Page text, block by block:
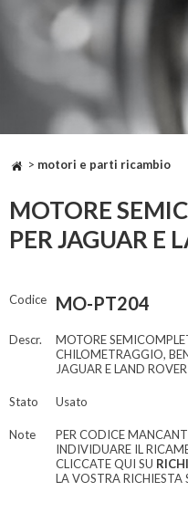
> motori e parti ricambio
MOTORE
PER JAGUAR E
Codice MO-PT204
Descr.
MOTORE
CHILOMETRAGGIO,
JAGUAR E LAND ROVER
Stato Usato
Note
PER CODICE
INDIVIDUARE IL
CLICCATE QUI SU
LA VOSTRA RICHIESTA